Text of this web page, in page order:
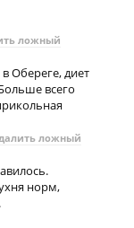
ложный
Обереге, диет
всего
ложный
норм,